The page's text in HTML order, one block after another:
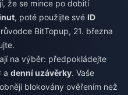
že se mince po dobití
, poté použijte své ID
BitTopup, 21. března
na výběr: předpokládejte
a denní uzávěrky. Vaše
blokovány ověřením než